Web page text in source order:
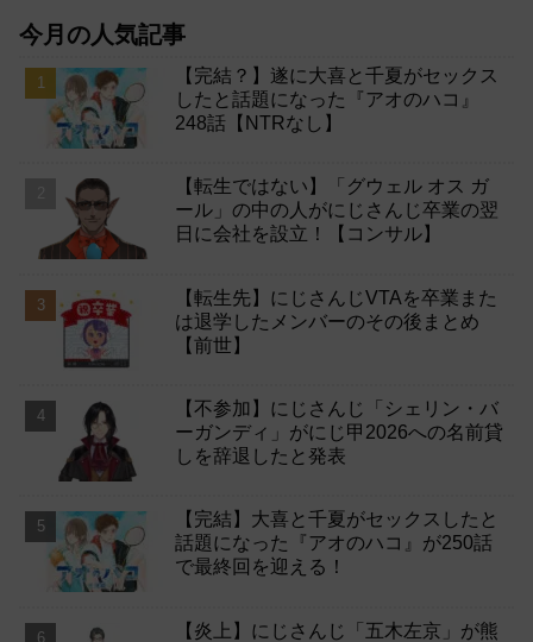
今月の人気記事
【完結？】遂に大喜と千夏がセックス
したと話題になった『アオのハコ』
248話【NTRなし】
【転生ではない】「グウェル オス ガ
ール」の中の人がにじさんじ卒業の翌
日に会社を設立！【コンサル】
【転生先】にじさんじVTAを卒業また
は退学したメンバーのその後まとめ
【前世】
【不参加】にじさんじ「シェリン・バ
ーガンディ」がにじ甲2026への名前貸
しを辞退したと発表
【完結】大喜と千夏がセックスしたと
話題になった『アオのハコ』が250話
で最終回を迎える！
【炎上】にじさんじ「五木左京」が熊